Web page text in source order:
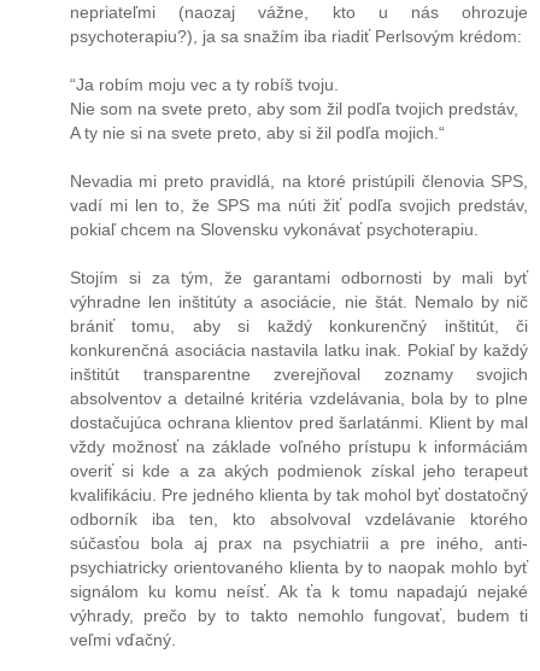
nepriateľmi (naozaj vážne, kto u nás ohrozuje
psychoterapiu?), ja sa snažím iba riadiť Perlsovým krédom:
“Ja robím moju vec a ty robíš tvoju.
Nie som na svete preto, aby som žil podľa tvojich predstáv,
A ty nie si na svete preto, aby si žil podľa mojich.“
Nevadia mi preto pravidlá, na ktoré pristúpili členovia SPS,
vadí mi len to, že SPS ma núti žiť podľa svojich predstáv,
pokiaľ chcem na Slovensku vykonávať psychoterapiu.
Stojím si za tým, že garantami odbornosti by mali byť
výhradne len inštitúty a asociácie, nie štát. Nemalo by nič
brániť tomu, aby si každý konkurenčný inštitút, či
konkurenčná asociácia nastavila latku inak. Pokiaľ by každý
inštitút transparentne zverejňoval zoznamy svojich
absolventov a detailné kritéria vzdelávania, bola by to plne
dostačujúca ochrana klientov pred šarlatánmi. Klient by mal
vždy možnosť na základe voľného prístupu k informáciám
overiť si kde a za akých podmienok získal jeho terapeut
kvalifikáciu. Pre jedného klienta by tak mohol byť dostatočný
odborník iba ten, kto absolvoval vzdelávanie ktorého
súčasťou bola aj prax na psychiatrii a pre iného, anti-
psychiatricky orientovaného klienta by to naopak mohlo byť
signálom ku komu neísť. Ak ťa k tomu napadajú nejaké
výhrady, prečo by to takto nemohlo fungovať, budem ti
veľmi vďačný.